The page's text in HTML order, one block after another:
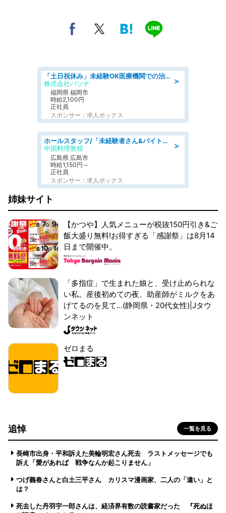
＞
「土日祝休み」未経験OK医療機関での治験コーディネーターのお仕事
株式会社パソナ
福岡県 福岡市
時給2,100円
正社員
スポンサー：求人ボックス
＞
ホールスタッフ/「未経験者さん&バイトデビューも大歓迎」残業ほぼなし×1日3時間〜勤務OK!フォロー体制も充実/広島県/広島市南区
中国料理敦煌
広島県 広島市
時給1,150円～
正社員
スポンサー：求人ボックス
姉妹サイト
【かつや】人気メニューが税抜150円引き&ご
飯大盛り無料!お得すぎる「感謝祭」は8月14
日まで開催中。
「多指症」で生まれた娘と、受け止められな
い私。産後初めての夜、助産師がミルクをあ
げてるのを見て...(静岡県・20代女性)|Jタウ
ンネット
ゼロまる
追悼 一覧を見る
長崎市出身・平和訴えた美輪明宏さん死去 ラストメッセージでも
訴え「愛があれば 戦争なんか起こりません」
つげ義春さんと白土三平さん カリスマ漫画家、二人の「違い」と
は？
死去した丹羽宇一郎さんは、経済界有数の読書家だった 『死ぬほ